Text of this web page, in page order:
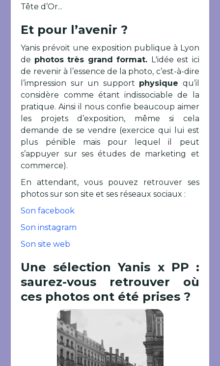
Tête d’Or...
Et pour l’avenir ?
Yanis prévoit une exposition publique à Lyon
de photos très grand format. L'idée est ici
de revenir à l’essence de la photo, c’est-à-dire
l’impression sur un support physique qu’il
considère comme étant indissociable de la
pratique. Ainsi il nous confie beaucoup aimer
les projets d’exposition, même si cela
demande de se vendre (exercice qui lui est
plus pénible mais pour lequel il peut
s’appuyer sur ses études de marketing et
commerce).
En attendant, vous pouvez retrouver ses
photos sur son site et ses réseaux sociaux :
Son facebook
Son instagram
Son site web
Une sélection Yanis x PP :
saurez-vous retrouver où
ces photos ont été prises ?